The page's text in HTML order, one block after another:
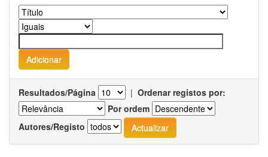
Resultados/Página | Ordenar registos por:
Por ordem
Autores/Registo